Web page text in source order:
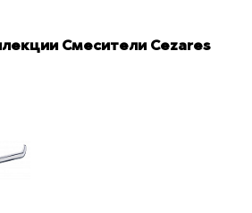
Смесители Cezares